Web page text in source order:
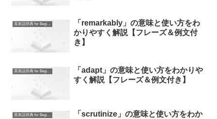
英単語辞典 for Beginners
「remarkably」の意味と使い方をわ
かりやすく解説【フレーズ＆例文付
き】
英単語辞典 for Beginners
「adapt」の意味と使い方をわかりや
すく解説【フレーズ＆例文付き】
英単語辞典 for Beginners
「scrutinize」の意味と使い方をわか